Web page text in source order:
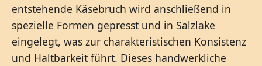
entstehende Käsebruch wird anschließend in
spezielle Formen gepresst und in Salzlake
eingelegt, was zur charakteristischen Konsistenz
und Haltbarkeit führt. Dieses handwerkliche